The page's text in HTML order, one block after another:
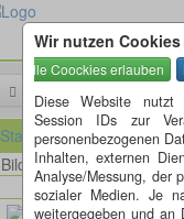
Wir nutzen
Diese Website nutzt
Session IDs zur
personenbezogenen
Inhalten, externen
Analyse/Messung, der
sozialer Medien. Je
weitergegeben und an
Startseite
Bild 88 von 99Bilder